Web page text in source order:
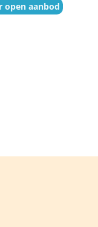
open aanbod